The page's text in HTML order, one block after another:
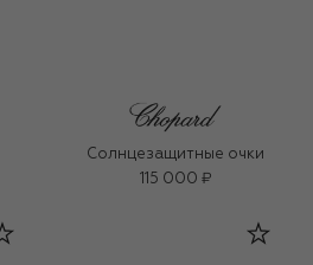
Солнцезащитные очки
115 000 ₽